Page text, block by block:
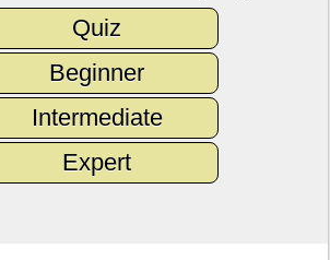
Quiz
Beginner
Intermediate
Expert